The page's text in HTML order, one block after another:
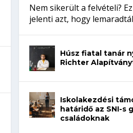
Nem sikerült a felvételi?
jelenti azt, hogy
Húsz fiatal tanár
Richter
Iskolakezdési
határidő az SNI-s
családoknak